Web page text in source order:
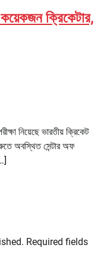
কয়েকজন ক্রিকেটার,
নিয়েছে ভারতীয় ক্রিকেট
অবস্থিত সেন্টার অফ
Required fields